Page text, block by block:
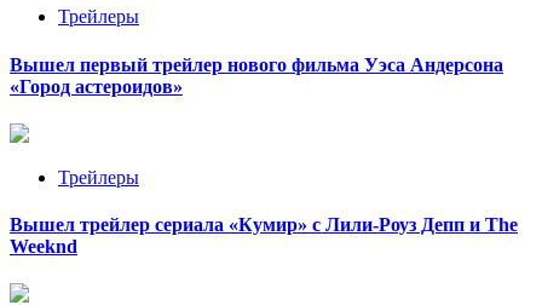
Трейлеры
Вышел первый трейлер нового фильма Уэса Андерсона
«Город астероидов»
Трейлеры
Вышел трейлер сериала «Кумир» с Лили-Роуз Депп и The
Weeknd